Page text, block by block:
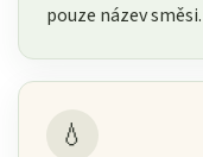
pouze název směsi.
💧